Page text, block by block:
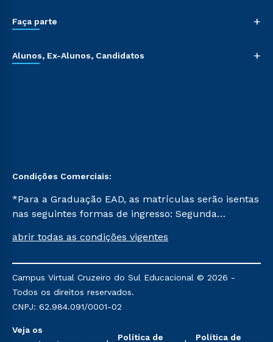
Faça parte +
Alunos, Ex-Alunos, Candidatos +
Condições Comerciais:
*Para a Graduação EAD, as matrículas serão isentas
nas seguintes formas de ingresso: Segunda
Já para as demais, a taxa de matrícula será de R$
mencionadas são referentes aos cursos: Ensino
Religioso, Geografia para a Docência e Metodologia
do Ensino de História: Questões Atuais.
abrir todas as condições vigentes
Campus Virtual Cruzeiro do Sul Educacional © 2026 -
Todos os direitos reservados.
CNPJ: 62.984.091/0001-02
Veja os
Política de Política de